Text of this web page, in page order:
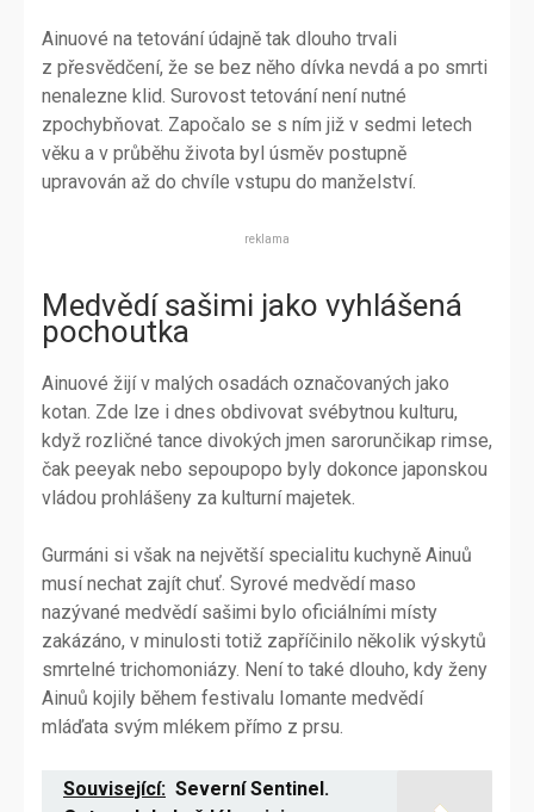
Ainuové na tetování údajně tak dlouho trvali
z přesvědčení, že se bez něho dívka nevdá a po smrti
nenalezne klid. Surovost tetování není nutné
zpochybňovat. Započalo se s ním již v sedmi letech
věku a v průběhu života byl úsměv postupně
upravován až do chvíle vstupu do manželství.
reklama
Medvědí sašimi jako vyhlášená
pochoutka
Ainuové žijí v malých osadách označovaných jako
kotan. Zde lze i dnes obdivovat svébytnou kulturu,
když rozličné tance divokých jmen sarorunčikap rimse,
čak peeyak nebo sepoupopo byly dokonce japonskou
vládou prohlášeny za kulturní majetek.
Gurmáni si však na největší specialitu kuchyně Ainuů
musí nechat zajít chuť. Syrové medvědí maso
nazývané medvědí sašimi bylo oficiálními místy
zakázáno, v minulosti totiž zapříčinilo několik výskytů
smrtelné trichomoniázy. Není to také dlouho, kdy ženy
Ainuů kojily během festivalu Iomante medvědí
mláďata svým mlékem přímo z prsu.
Související: Severní Sentinel.